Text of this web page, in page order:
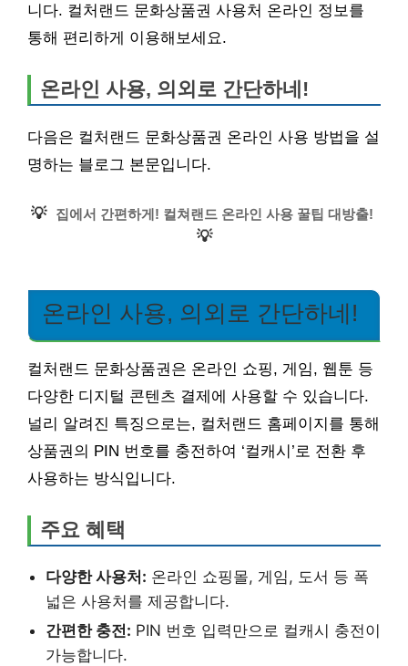
니다. 컬처랜드 문화상품권 사용처 온라인 정보를
통해 편리하게 이용해보세요.
온라인 사용, 의외로 간단하네!
다음은 컬처랜드 문화상품권 온라인 사용 방법을 설
명하는 블로그 본문입니다.
💡 집에서 간편하게! 컬쳐랜드 온라인 사용 꿀팁 대방출!
💡
온라인 사용, 의외로 간단하네!
컬처랜드 문화상품권은 온라인 쇼핑, 게임, 웹툰 등
다양한 디지털 콘텐츠 결제에 사용할 수 있습니다.
널리 알려진 특징으로는, 컬처랜드 홈페이지를 통해
상품권의 PIN 번호를 충전하여 ‘컬캐시’로 전환 후
사용하는 방식입니다.
주요 혜택
다양한 사용처: 온라인 쇼핑몰, 게임, 도서 등 폭
넓은 사용처를 제공합니다.
간편한 충전: PIN 번호 입력만으로 컬캐시 충전이
가능합니다.